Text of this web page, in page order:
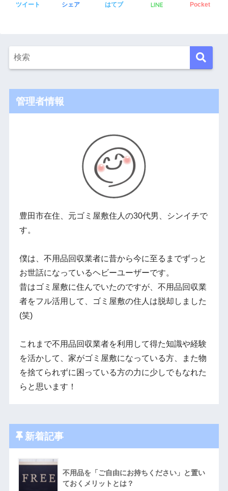
ツイート シェア はてブ LINE Pocket
管理者情報
豊田市在住、元ゴミ屋敷住人の30代男、シンイチで
す。
僕は、不用品回収業者に昔から今に至るまでずっと
お世話になっているヘビーユーザーです。
昔はゴミ屋敷に住んでいたのですが、不用品回収業
者をフル活用して、ゴミ屋敷の住人は脱却しました
(笑)
これまで不用品回収業者を利用して得た知識や経験
を活かして、家がゴミ屋敷になっている方、また物
を捨てられずに困っている方の力に少しでもなれた
らと思います！
新着記事
不用品を「ご自由にお持ちください」と置い
ておくメリットとは？